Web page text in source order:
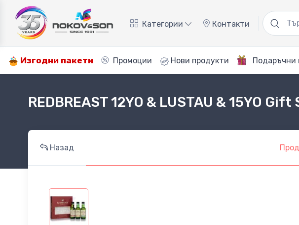
Категории Контакти
Изгодни пакети Промоции Нови продукти Подаръчни
REDBREAST 12YO & LUSTAU & 15YO
Назад